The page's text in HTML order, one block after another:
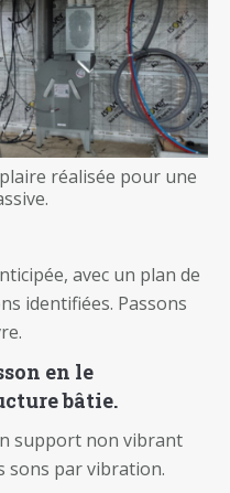
réalisée pour une
avec un plan de
identifiées. Passons
en le
bâtie.
support non vibrant
sons par vibration.